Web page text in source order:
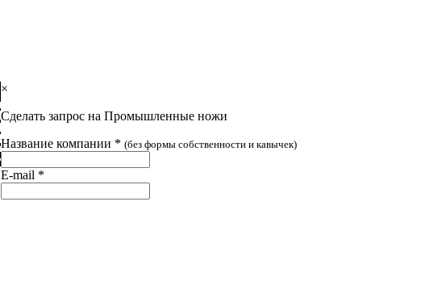
×
Сделать запрос на Промышленные ножи
Название компании * (без формы собственности и кавычек)
E-mail *